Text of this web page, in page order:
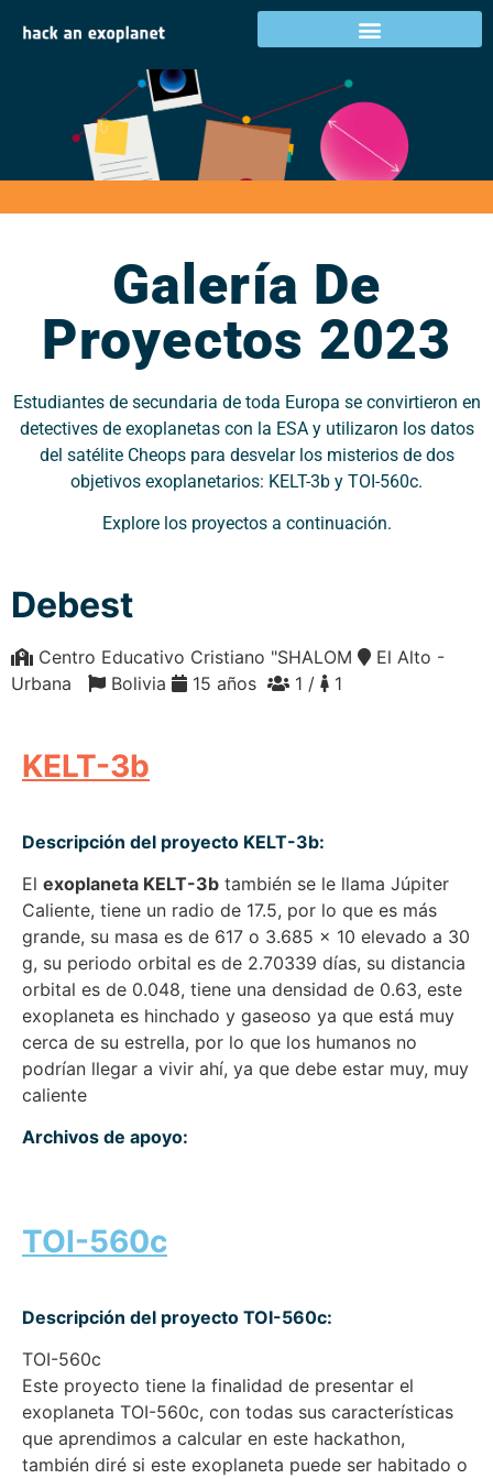
Galería de proyectos
Galería De
Proyectos 2023
Estudiantes de secundaria de toda Europa se convirtieron en
detectives de exoplanetas con la ESA y utilizaron los datos
del satélite Cheops para desvelar los misterios de dos
objetivos exoplanetarios: KELT-3b y TOI-560c.
Explore los proyectos a continuación.
Debest
Centro Educativo Cristiano "SHALOM
El Alto -
Urbana
Bolivia 15 años 1 / 1
KELT-3b
Descripción del proyecto KELT-3b:
El exoplaneta KELT-3b también se le llama Júpiter
Caliente, tiene un radio de 17.5, por lo que es más
grande, su masa es de 617 o 3.685 x 10 elevado a 30
g, su periodo orbital es de 2.70339 días, su distancia
orbital es de 0.048, tiene una densidad de 0.63, este
exoplaneta es hinchado y gaseoso ya que está muy
cerca de su estrella, por lo que los humanos no
podrían llegar a vivir ahí, ya que debe estar muy, muy
caliente
Archivos de apoyo:
TOI-560c
Descripción del proyecto TOI-560c:
TOI-560c
Este proyecto tiene la finalidad de presentar el
exoplaneta TOI-560c, con todas sus características
que aprendimos a calcular en este hackathon,
también diré si este exoplaneta puede ser habitado o